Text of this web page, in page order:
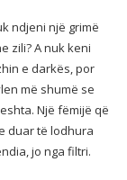
ndjeni një grimë
zili? A nuk keni
e darkës, por
më shumë se
Një fëmijë që
duar të lodhura
jo nga filtri.